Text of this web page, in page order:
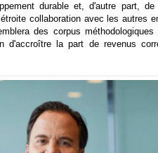
durable et, d'autre part,
collaboration avec les autres
des corpus
d'accroître la part de revenus